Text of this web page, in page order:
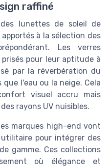
raffiné
lunettes de soleil de
à la sélection des
Les verres
pour leur aptitude à
par la réverbération du
l'eau ou la neige. Cela
visuel accru mais
rayons UV nuisibles.
marques high-end vont
pour intégrer des
gamme. Ces collections
où élégance et